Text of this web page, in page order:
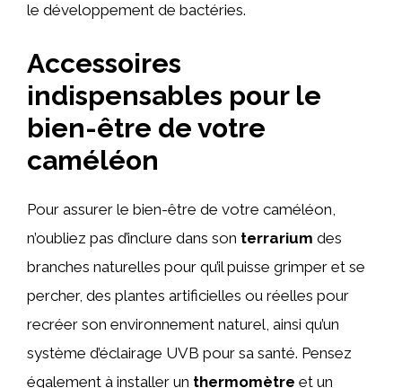
le développement de bactéries.
Accessoires
indispensables pour le
bien-être de votre
caméléon
Pour assurer le bien-être de votre caméléon,
n’oubliez pas d’inclure dans son terrarium des
branches naturelles pour qu’il puisse grimper et se
percher, des plantes artificielles ou réelles pour
recréer son environnement naturel, ainsi qu’un
système d’éclairage UVB pour sa santé. Pensez
également à installer un thermomètre et un